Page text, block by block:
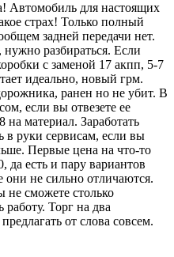
Автомобиль для настоящих
страх! Только полный
задней передачи нет.
разбираться. Если
с заменой 17 акпп, 5-7
идеально, новый грм.
ранен но не убит. В
если вы отвезете ее
на материал. Заработать
в руки сервисам, если вы
Первые цена на что-то
да есть и пару вариантов
они не сильно отличаются.
не сможете столько
работу. Торг на два
от слова совсем.